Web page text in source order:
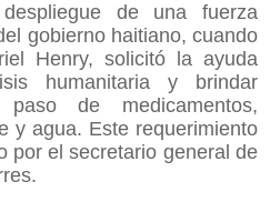
de una fuerza
gobierno haitiano, cuando
Henry, solicitó la ayuda
humanitaria y brindar
de medicamentos,
y agua. Este requerimiento
por el secretario general de